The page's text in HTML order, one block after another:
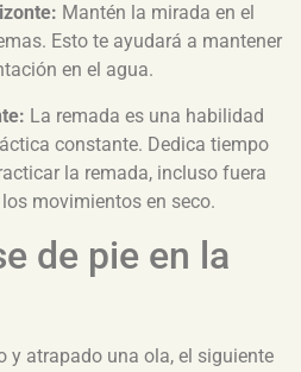
Mantén la mirada en el
Esto te ayudará a mantener
en el agua.
La remada es una habilidad
constante. Dedica tiempo
la remada, incluso fuera
movimientos en seco.
de pie en la
y atrapado una ola, el siguiente